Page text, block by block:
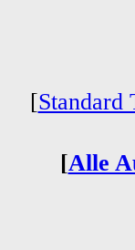
[Standard
[Alle